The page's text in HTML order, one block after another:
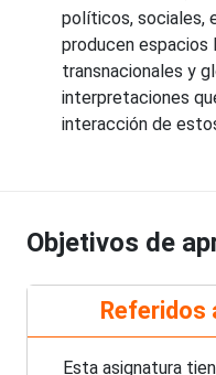
políticos, sociales,
producen espacios
transnacionales y
interpretaciones
interacción de
Objetivos de
Referidos
Esta asignatura